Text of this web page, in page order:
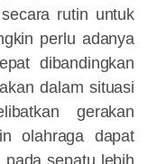
rutin untuk
perlu adanya
dibandingkan
dalam situasi
gerakan
olahraga dapat
sepatu lebih